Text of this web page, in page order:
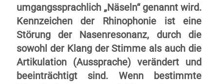
umgangssprachlich „Näseln“ genannt wird.
Kennzeichen der Rhinophonie ist eine
Störung der Nasenresonanz, durch die
sowohl der Klang der Stimme als auch die
Artikulation (Aussprache) verändert und
beeinträchtigt sind. Wenn bestimmte